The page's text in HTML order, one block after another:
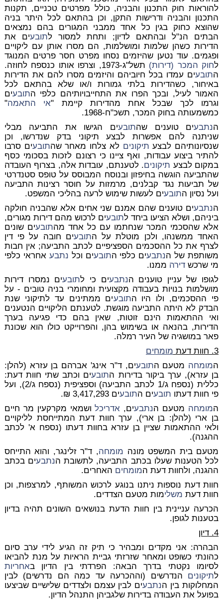
להוראות חוק התכנון והבניה, כולל מפרטים טכניים, תקנות
התכנון והבניה ודרישות התקן, וכן בהתאם לכל היתר בניה
שהוצא כחוק בגין כל אחד ממבני המגורים בהם נמצאים
הבתים הנ"ל ובהתאם לדיון; ותחת למסור לתובעים את
הדירות כשהן שלמות ומושלמות, הם מסרו אותן עם ליקויים
ופגמים. עוד נטען שהיזמים נסחו מפרט חסר פרטים המנוגד
לחוק המכר (דירות)
תשל"ג-1973, וצרפו אותו כנספח לחוזה.
התובעים עמדו בכל חיוביהם והיזמים מסרו להם את הדירות
באיחור, כשהדירות בלתי גמורות ו/או שלא בהתאם לכל
האמור לעיל, ובכך הפרו את התחייבויותיהם כלפי התובעים
וגרמו לכך שבכל אחת מהדירות קיימת "אי התאמה"
כמשמעותה בחוק המכר, תשכ"ח-1968.
הנתבעים טוענים שהתובעים הגישו את התביעה מבלי
שניתנה להם אפשרות לבצע תיקוני בדק שנדרשו, וכן
שנסיונותיהם לבצע תיקונים לא צלחו מאחר שהתובעים סרבו
להתיר ביצוע עבודות, ואף ציינו כי רצונם לזכות בסכומי כסף
במקום לבצע תיקונים. לטענתם, עובדות אלה, בצרוף העובדה
שהתביעה הוגשה בחיפזון ובנוסח המבוסס על טופס סטנדרטי
של תביעות נגד קבלנים, מרמזות על חוסר רצינות התביעה
ועל נסיון התובעים לעשות שימוש לרעה בהליכי המשפט.
הנתבעים טוענים שהם אמנם שני אחים אלא שהבניה חולקה
ביניהם, ושלא הציעו ביחד לתובעים לרכוש מהם דירות מגורים,
אלא שהסכמי המכר שנחתמו עם כל אחד מהתובעים שונים
האחד ממשנהו, ולכן מוטלת על התובעים חובה על פי דין
לצרף את כל ההסכמים הספציפיים לכתב התביעה; אין חבות
משותפת של הנתבעים כלפי התובעים וכל נתבע אחראי כלפי
מי שרכש דירה ממנו.
לגופו של עניין טוענים הנתבעים כי לתובעים נמסרו דירות
מושלמות בנויות בעבודה מקצועית ומחומרי בניה טובים - על
פי ההסכמים, ולו היו התובעים ממתינים עד לתיקוני שנת
הבדק לא היתה התביעה מוגשת. לטענתם הליקויים הנטענים
ואי ההתאמות הינם זוטות, שאין בהם כדי פגיעה בערך
הדירות, בהנאה או בשימוש בהן, והפרוייקט כולו הוא שכונת
פאר במושגיה של העיר רמלה.
3. חוות דעת
מומחים
המומחה מטעם התובעים, ד"ר אינג' אברהם בן עזרא (להלן:
בן עזרא), ערך ביקור בדירות התובעים וכתב שתי חוות דעת:
כללית (נספח ג/1 לכתב התביעה) וספציפית (נספח ג/2), ועל
פי חוות דעתו תובעים התובעים 3,417,293 ₪.
המומחה מטעם הנתבעים, אדריכלושמאי מקרקעין מר חיים
בן ארי (להלן: בן ארי), ערך חוות דעת המתייחסת לליקויים
ולאי ההתאמות שציין בן עזרא בחוות דעתו (נספח א' לכתב
ההגנה).
מטעם בית המשפט מונה מומחה, ד"ר זלינגר, והוא התייחס
לכל הטענות שעלו בכתב התביעה, לתשובת הנתבעים בכתב
ההגנה, ולחוות דעת המומחים האחרים.
חוות דעת נוספות ניתנו בנוגע לרכוש המשותף, למרצפות, וכן
חוות דעת משלימות מטעם הצדדים.
הכרעה עניינית בין חוות הדעת בנושאים השונים תהיה בדיון
בטענות לגופן.
4. דיון
הבהרה: אני מקדים ומבהיר כי תיק זה הגיע לידי ערב סיום
כהונתי כשופט ומאחר שזרזתי גביית הראיות על מנת להביאו
לסיומו נקטתי בדרך הבאה: הפרדתי בין הדיון באחריות
לתיקונים הנדרשים (וההכרעה עד כמה הם נדרשים) לבין
המחלוקות בין הנתבעים לבין עצמם ולצדדים שלישיים שביצעו
בפועל את העבודה בדירות שלגביהן התנהל הדיון.